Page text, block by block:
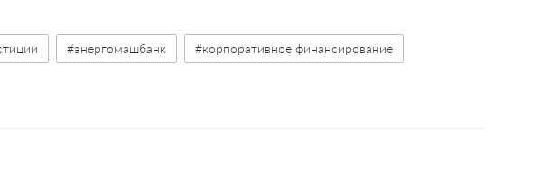
#энергомашбанк #корпоративное финансирование